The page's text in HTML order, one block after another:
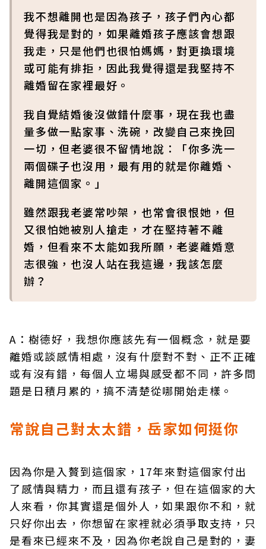
我不想離開也是因為孩子，孩子們內心都
覺得我是對的，如果離婚孩子應該會想跟
我走，只是他們也很怕媽媽，對更換環境
或可能有排拒，因此我覺得還是我堅持不
離婚留在家裡最好。
我自覺結婚後沒做錯什麼事，現在我也盡
量多做一點家事、洗碗，改變自己來挽回
一切，但老婆很不留情地說：「你多洗一
兩個碟子也沒用，最有用的就是你離婚、
離開這個家。」
雖然跟我老婆常吵架，也常會很恨她，但
又很怕她被別人搶走，才在堅持著不離
婚，但看來不太能如我所願，老婆離婚意
志很強，也沒人站在我這邊，我該怎麼
辦？
A：樹德好，我想你應該先有一個概念，就是要
離婚或談感情相處，沒有什麼對不對、正不正確
或有沒有錯，每個人立場與感受都不同，許多問
題是日積月累的，搞不清楚從哪開始走樣。
常說自己對太太錯，岳家如何挺你
因為你是入贅到這個家，17年來對這個家付出
了感情與精力，而且還有孩子，但在這個家的大
人來看，你其實還是個外人，如果跟你不和，就
只好你出去，你想留在家裡就必須爭取支持，只
是看來已經來不及，因為你老說自己是對的，妻